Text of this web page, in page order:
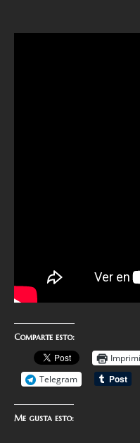
Comparte esto:
Telegram
Me gusta esto: